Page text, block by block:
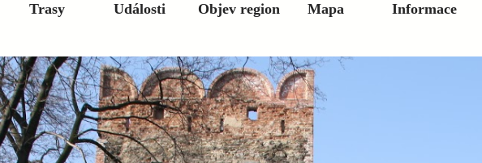
Trasy Události Objev region Mapa Informace